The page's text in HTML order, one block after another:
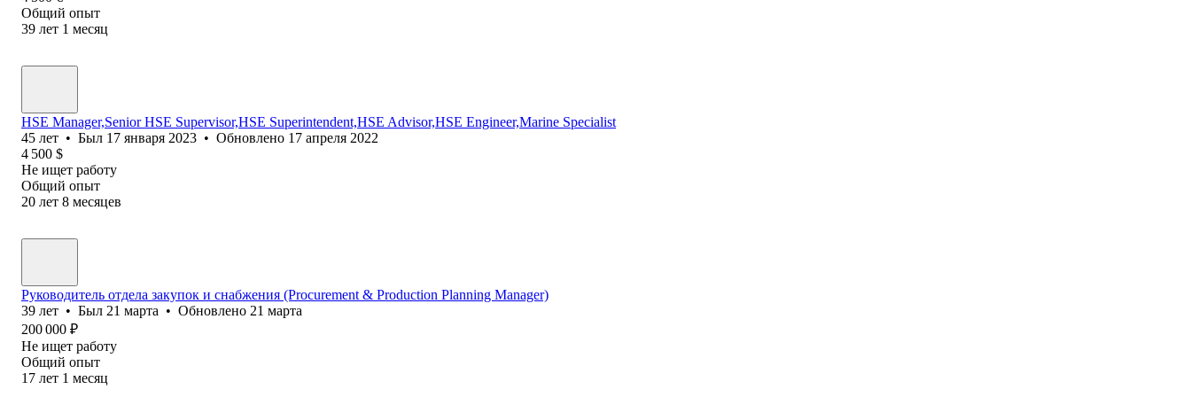
Общий опыт
39 лет 1 месяц
HSE Manager,Senior HSE Supervisor,HSE Superintendent,HSE Advisor,HSE Engineer,Marine Specialist
45 лет • Был 17 января 2023 • Обновлено 17 апреля 2022
4 500 $
Не ищет работу
Общий опыт
20 лет 8 месяцев
Руководитель отдела закупок и снабжения (Procurement & Production Planning Manager)
39 лет • Был 21 марта • Обновлено 21 марта
200 000 ₽
Не ищет работу
Общий опыт
17 лет 1 месяц